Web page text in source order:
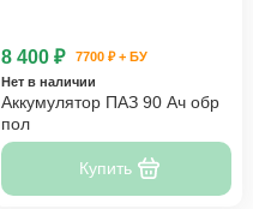
8 400 ₽
7700 ₽ + БУ
Нет в наличии
Аккумулятор ПАЗ 90 Ач обр
пол
Купить